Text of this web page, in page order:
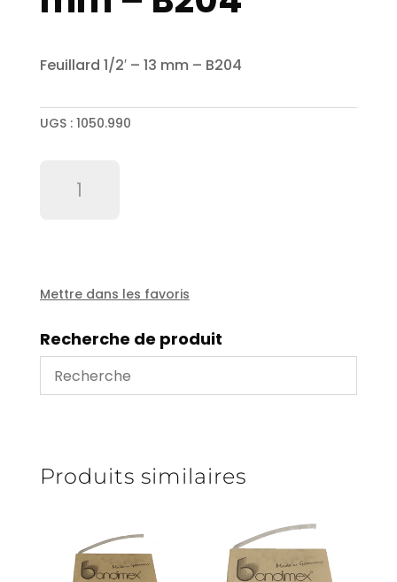
Feuillard 1/2′ – 13 mm – B204
UGS : 1050.990
mm
B204
Mettre dans les favoris
Recherche de produit
Produits similaires